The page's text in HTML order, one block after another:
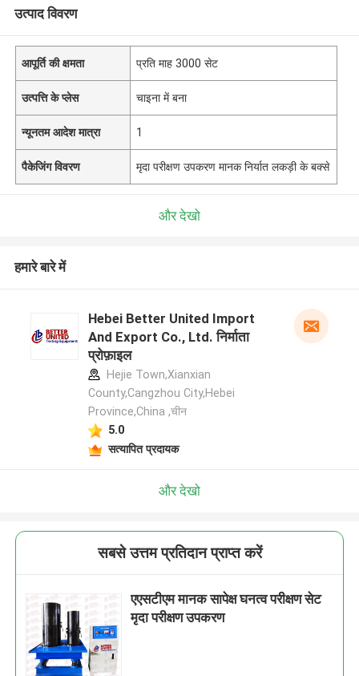
उत्पाद विवरण
आपूर्ति की क्षमता प्रति माह 3000 सेट
उत्पत्ति के प्लेस चाइना में बना
न्यूनतम आदेश मात्रा 1
पैकेजिंग विवरण मृदा परीक्षण उपकरण मानक निर्यात लकड़ी के बक्से
और देखो
हमारे बारे में
Hebei Better United Import
And Export Co., Ltd. निर्माता
प्रोफ़ाइल
Hejie Town,Xianxian
County,Cangzhou City,Hebei
Province,China ,चीन
5.0
सत्यापित प्रदायक
और देखो
सबसे उत्तम प्रतिदान प्राप्त करें
एएसटीएम मानक सापेक्ष घनत्व परीक्षण सेट
मृदा परीक्षण उपकरण